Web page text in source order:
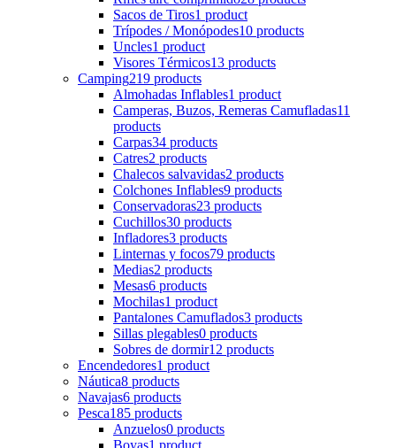
Sacos de Tiros1 product
Trípodes / Monópodes10 products
Uncles1 product
Visores Térmicos13 products
Camping219 products
Almohadas Inflables1 product
Camperas, Buzos, Remeras Camufladas11
products
Carpas34 products
Catres2 products
Chalecos salvavidas2 products
Colchones Inflables9 products
Conservadoras23 products
Cuchillos30 products
Infladores3 products
Linternas y focos79 products
Medias2 products
Mesas6 products
Mochilas1 product
Pantalones Camuflados3 products
Sillas plegables0 products
Sobres de dormir12 products
Encendedores1 product
Náutica8 products
Navajas6 products
Pesca185 products
Anzuelos0 products
Boyas1 product